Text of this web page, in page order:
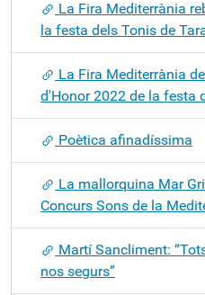
La Fira Mediterrània
la festa dels Tonis de
La Fira Mediterrània
d'Honor 2022 de la festa
Poètica afinadíssima
La mallorquina Mar
Concurs Sons de la
Martí Sancliment:
nos segurs”